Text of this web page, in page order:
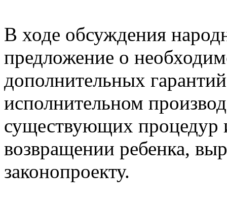
В ходе обсуждения
предложение о
дополнительных
исполнительном
существующих процедур
возвращении ребенка,
законопроекту.